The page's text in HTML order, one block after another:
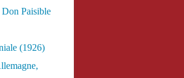
Paisible
(1926)